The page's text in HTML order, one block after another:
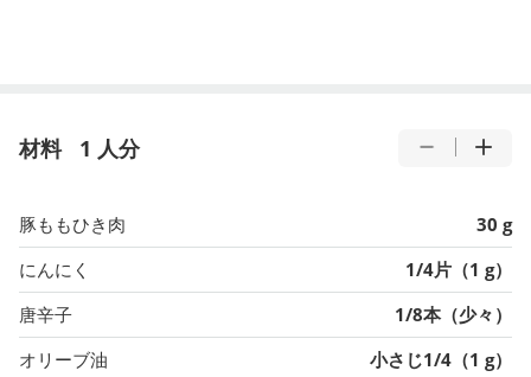
材料 1 人分
豚ももひき肉
30 g
にんにく
1/4片（1 g）
唐辛子
1/8本（少々）
オリーブ油
小さじ1/4（1 g）